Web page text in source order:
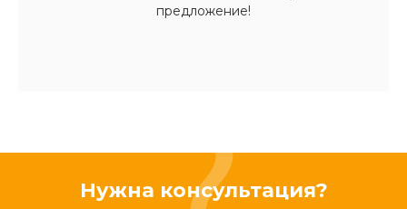
предложение!
Нужна консультация?